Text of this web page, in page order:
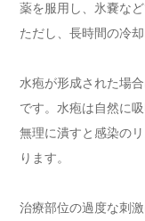
薬を服用し、氷嚢な
ただし、長時間の冷
水疱が形成された場合
です。水疱は自然に
無理に潰すと感染の
ります。
治療部位の過度な刺